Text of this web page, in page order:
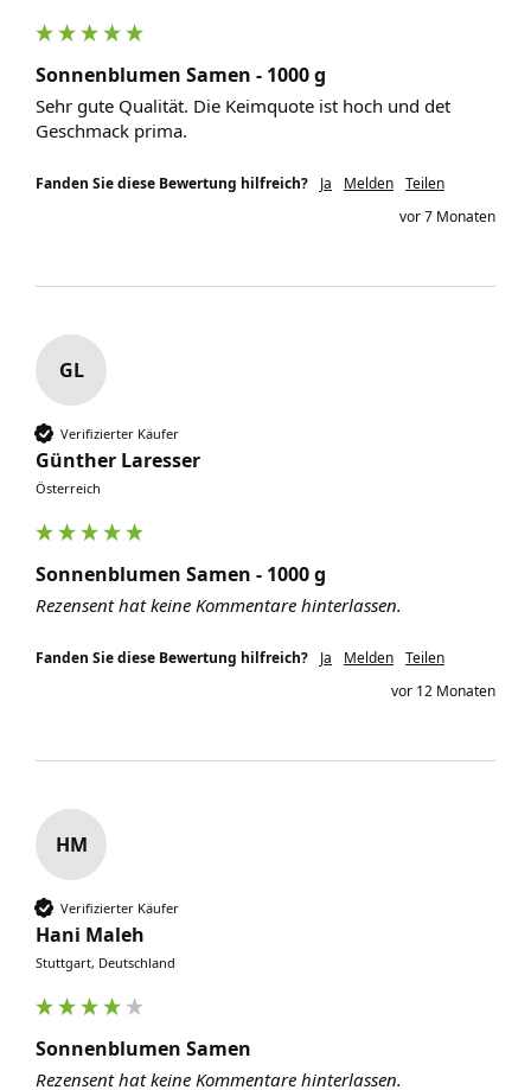
Sonnenblumen Samen - 1000 g
Sehr gute Qualität. Die Keimquote ist hoch und det
Geschmack prima.
Fanden Sie diese Bewertung hilfreich? Ja Melden Teilen
vor 7 Monaten
GL
Verifizierter Käufer
Günther Laresser
Österreich
Sonnenblumen Samen - 1000 g
Rezensent hat keine Kommentare hinterlassen.
Fanden Sie diese Bewertung hilfreich? Ja Melden Teilen
vor 12 Monaten
HM
Verifizierter Käufer
Hani Maleh
Stuttgart, Deutschland
Sonnenblumen Samen
Rezensent hat keine Kommentare hinterlassen.